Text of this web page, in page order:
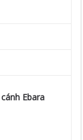
Ebara